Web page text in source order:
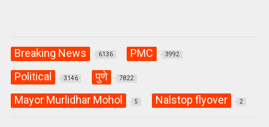
Breaking News 6136 PMC 3992
Political 3146 पुणे 7822
Mayor Murlidhar Mohol 5 Nalstop flyover 2